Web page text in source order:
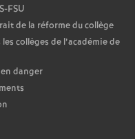
FSU
de la réforme du collège
collèges de l’académie de
danger